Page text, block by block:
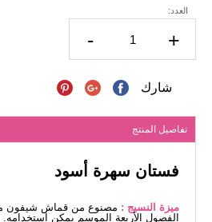
العدد:
- +
شارك
تفاصيل المنتج
فستان سهرة أسود
ميزة النسيج : مصنوع من قماش شيفون
الفصول الأربعة الموسم يمكن استخدامه.